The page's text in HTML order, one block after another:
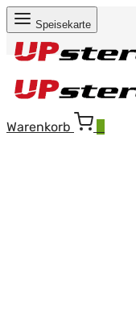
Speisekarte
Warenkorb